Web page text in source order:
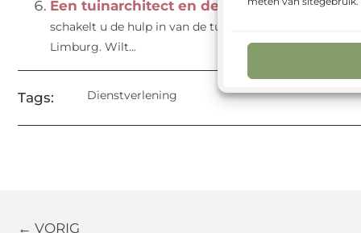
Een tuinarchitect en de tuinaanleg regelt
schakelt u de hulp in van de tuinarchitect bij Jack
Limburg. Wilt...
Tags: Dienstverlening
← VORIG